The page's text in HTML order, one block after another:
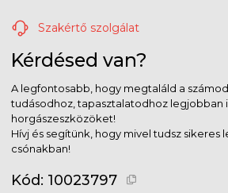
Szakértő szolgálat
Kérdésed van?
A legfontosabb, hogy megtaláld a
tudásodhoz, tapasztalatodhoz legjobban
horgászeszközöket!
Hívj és segítünk, hogy mivel tudsz sikeres
csónakban!
Kód: 10023797